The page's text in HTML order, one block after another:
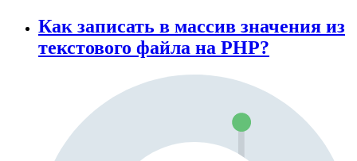
Как записать в массив значения из
текстового файла на PHP?